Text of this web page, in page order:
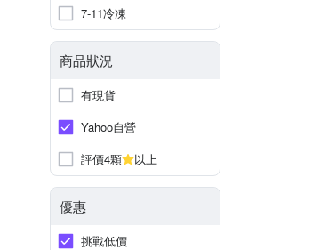
7-11冷凍
商品狀況
有現貨
Yahoo自營
評價4顆
以上
優惠
挑戰低價